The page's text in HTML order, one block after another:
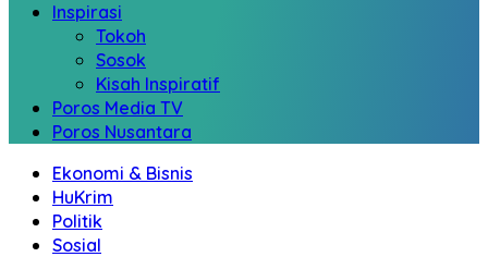
Inspirasi
Tokoh
Sosok
Kisah Inspiratif
Poros Media TV
Poros Nusantara
Ekonomi & Bisnis
HuKrim
Politik
Sosial